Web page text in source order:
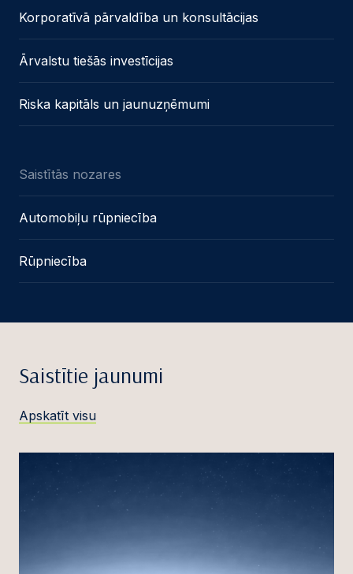
Korporatīvā pārvaldība un konsultācijas
Ārvalstu tiešās investīcijas
Riska kapitāls un jaunuzņēmumi
Saistītās nozares
Automobiļu rūpniecība
Rūpniecība
Saistītie jaunumi
Apskatīt visu